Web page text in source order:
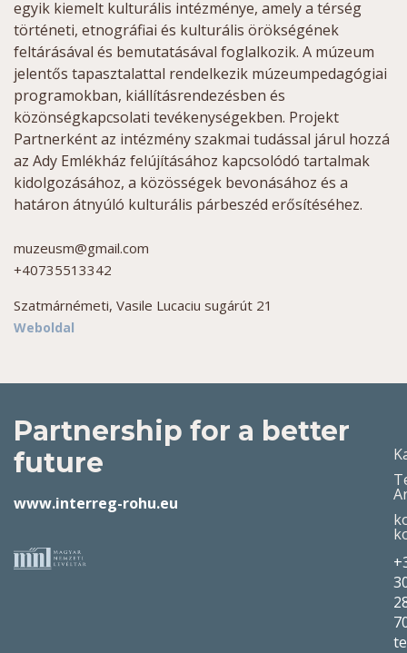
egyik kiemelt kulturális intézménye, amely a térség
történeti, etnográfiai és kulturális örökségének
feltárásával és bemutatásával foglalkozik. A múzeum
jelentős tapasztalattal rendelkezik múzeumpedagógiai
programokban, kiállításrendezésben és
közönségkapcsolati tevékenységekben. Projekt
Partnerként az intézmény szakmai tudással járul hozzá
az Ady Emlékház felújításához kapcsolódó tartalmak
kidolgozásához, a közösségek bevonásához és a
határon átnyúló kulturális párbeszéd erősítéséhez.
muzeusm@gmail.com
+40735513342
Szatmárnémeti, Vasile Lucaciu sugárút 21
Weboldal
Partnership for a better
future
www.interreg-rohu.eu